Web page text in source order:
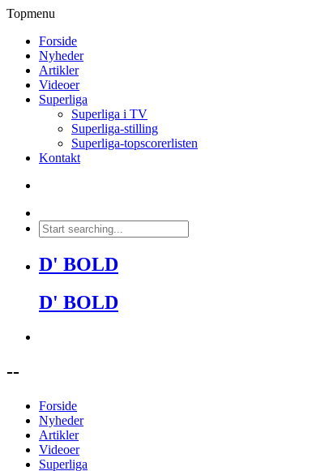
Topmenu
Forside
Nyheder
Artikler
Videoer
Superliga
Superliga i TV
Superliga-stilling
Superliga-topscorerlisten
Kontakt
D' BOLD
D' BOLD
--
Forside
Nyheder
Artikler
Videoer
Superliga